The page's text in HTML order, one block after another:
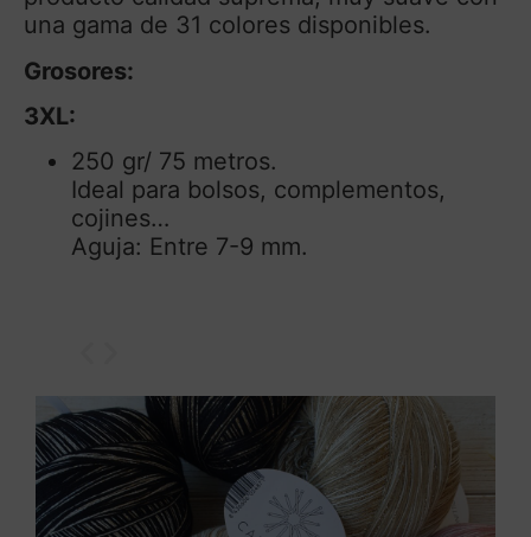
una gama de 31 colores disponibles.
Grosores:
3XL:
250 gr/ 75 metros.
Ideal para bolsos, complementos,
cojines…
Aguja: Entre 7-9 mm.